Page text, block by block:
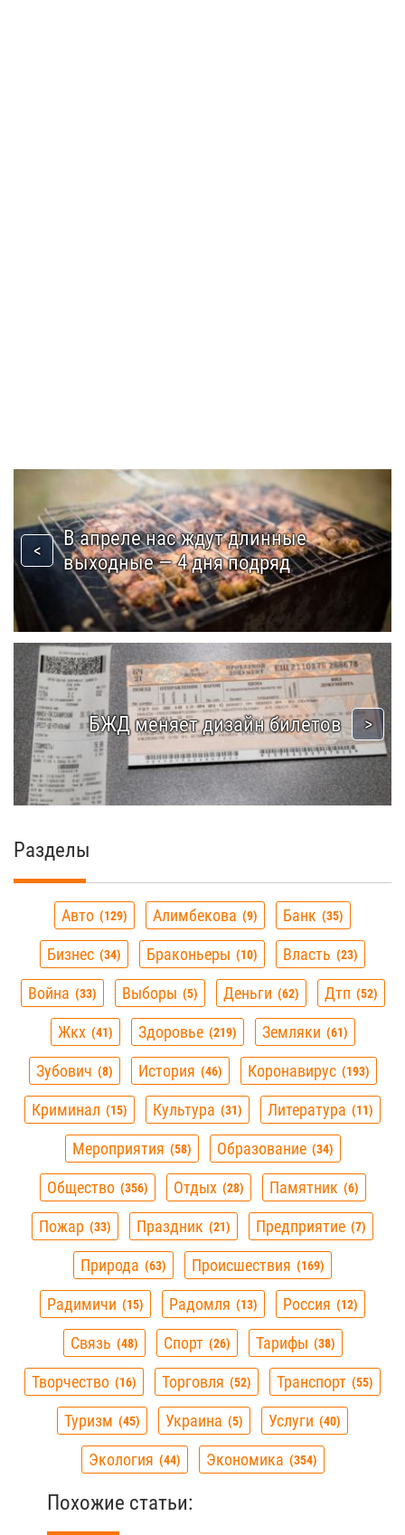
В апреле нас ждут длинные
выходные — 4 дня подряд
БЖД меняет дизайн билетов
Разделы
Авто 129 Алимбекова 9 Банк 35
Бизнес 34 Браконьеры 10 Власть 23
Война 33 Выборы 5 Деньги 62 Дтп 52
Жкх 41 Здоровье 219 Земляки 61
Зубович 8 История 46 Коронавирус 193
Криминал 15 Культура 31 Литература 11
Мероприятия 58 Образование 34
Общество 356 Отдых 28 Памятник 6
Пожар 33 Праздник 21 Предприятие 7
Природа 63 Происшествия 169
Радимичи 15 Радомля 13 Россия 12
Связь 48 Спорт 26 Тарифы 38
Творчество 16 Торговля 52 Транспорт 55
Туризм 45 Украина 5 Услуги 40
Экология 44 Экономика 354
Похожие статьи: